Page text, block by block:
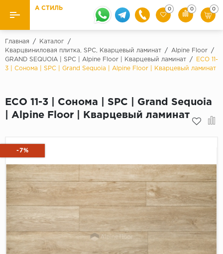
Назад
Ламинат Бренды
Quick Step
32 класс
33 класс
Серый
Бежевый
Ковролин и ковровая плитка
Линолеум
Плинтус
Кварцевый ламинат SPC
Подложка под паркет и ламинат
А СТИЛЬ 0 0 0
Главная / Каталог
/
Кварцвиниловая плитка, SPC, Кварцевый ламинат
/ Alpine Floor
/
GRAND SEQUOIA | SPC | Alpine Floor | Кварцевый ламинат
/
ECO 11-
3 | Сонома | SPC | Grand Sequoia | Alpine Floor | Кварцевый ламинат
ECO 11-3 | Сонома | SPC | Grand Sequoia
| Alpine Floor | Кварцевый ламинат
-7%